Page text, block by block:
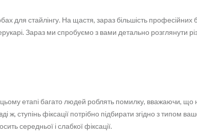
для стайлінгу. На щастя, зараз більшість професійних
Зараз ми спробуємо з вами детально розглянути
цьому етапі багато людей роблять помилку, вважаючи,
ж, ступінь фіксації потрібно підбирати згідно з типом
середньої і слабкої фіксації.